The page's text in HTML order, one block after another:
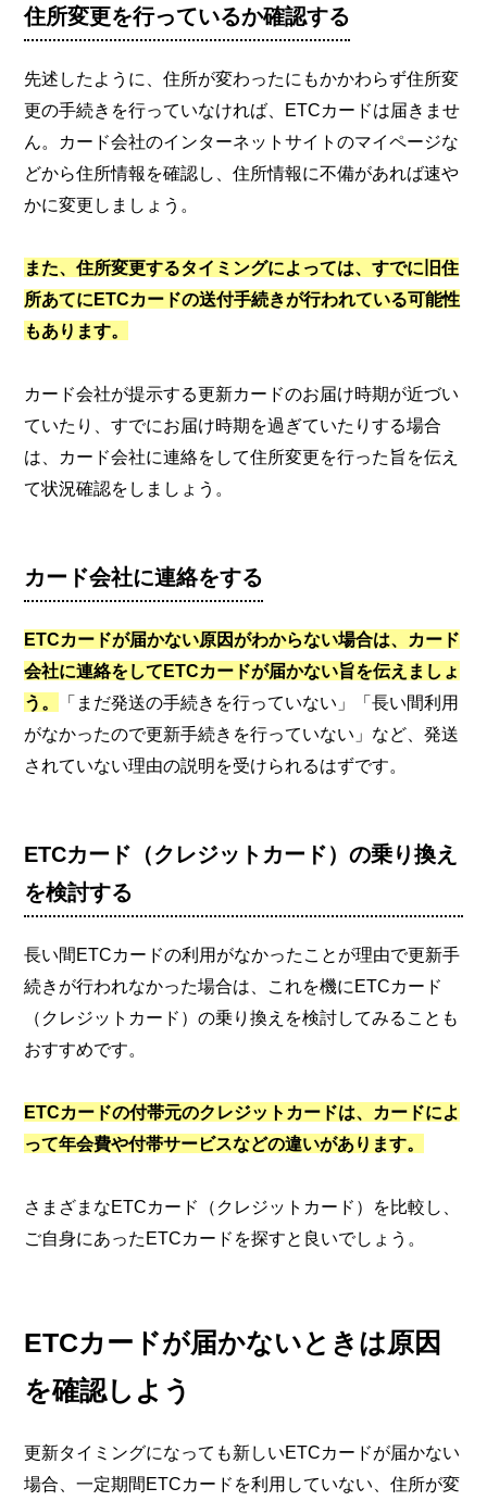
住所変更を行っているか確認する
先述したように、住所が変わったにもかかわらず住所変
更の手続きを行っていなければ、ETCカードは届きませ
ん。カード会社のインターネットサイトのマイページな
どから住所情報を確認し、住所情報に不備があれば速や
かに変更しましょう。
また、住所変更するタイミングによっては、すでに旧住
所あてにETCカードの送付手続きが行われている可能性
もあります。
カード会社が提示する更新カードのお届け時期が近づい
ていたり、すでにお届け時期を過ぎていたりする場合
は、カード会社に連絡をして住所変更を行った旨を伝え
て状況確認をしましょう。
カード会社に連絡をする
ETCカードが届かない原因がわからない場合は、カード
会社に連絡をしてETCカードが届かない旨を伝えましょ
う。
「まだ発送の手続きを行っていない」「長い間利用
がなかったので更新手続きを行っていない」など、発送
されていない理由の説明を受けられるはずです。
ETCカード（クレジットカード）の乗り換え
を検討する
長い間ETCカードの利用がなかったことが理由で更新手
続きが行われなかった場合は、これを機にETCカード
（クレジットカード）の乗り換えを検討してみることも
おすすめです。
ETCカードの付帯元のクレジットカードは、カードによ
って年会費や付帯サービスなどの違いがあります。
さまざまなETCカード（クレジットカード）を比較し、
ご自身にあったETCカードを探すと良いでしょう。
ETCカードが届かないときは原因
を確認しよう
更新タイミングになっても新しいETCカードが届かない
場合、一定期間ETCカードを利用していない、住所が変